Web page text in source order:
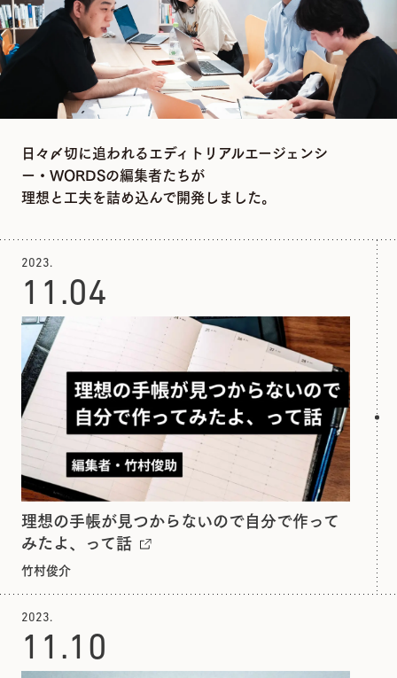
日々〆切に追われるエディトリアルエージェンシ
ー・WORDSの編集者たちが
理想と工夫を詰め込んで開発しました。
2023.
11.04
理想の手帳が見つからないので自分で作って
みたよ、って話
竹村俊介
2023.
11.10